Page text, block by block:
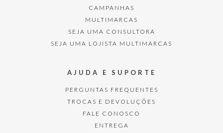
CAMPANHAS
MULTIMARCAS
SEJA UMA CONSULTORA
SEJA UMA LOJISTA MULTIMARCAS
AJUDA E SUPORTE
PERGUNTAS FREQUENTES
TROCAS E DEVOLUÇÕES
FALE CONOSCO
ENTREGA